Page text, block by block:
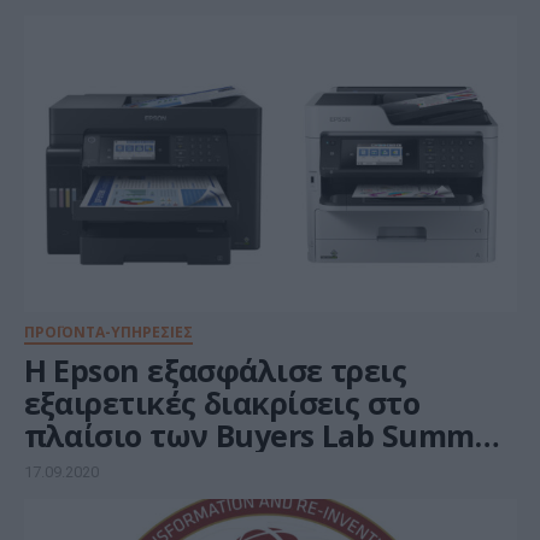
ΠΡΟΪΟΝΤΑ-ΥΠΗΡΕΣΙΕΣ
Η Epson εξασφάλισε τρεις
εξαιρετικές διακρίσεις στο
πλαίσιο των Buyers Lab Summer
Pick Awards 2020 της Keypoint
Intelligence
17.09.2020